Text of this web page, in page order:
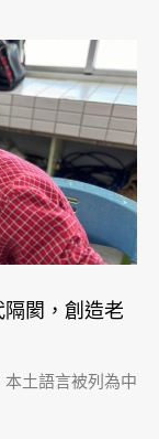
隔閡，創造老
本土語言被列為中